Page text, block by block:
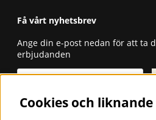
Få vårt nyhetsbrev
Ange din e-post nedan för att ta
erbjudanden
ULLBÄDDEN - SÄNGKLÄDER FÖR
Cookies och